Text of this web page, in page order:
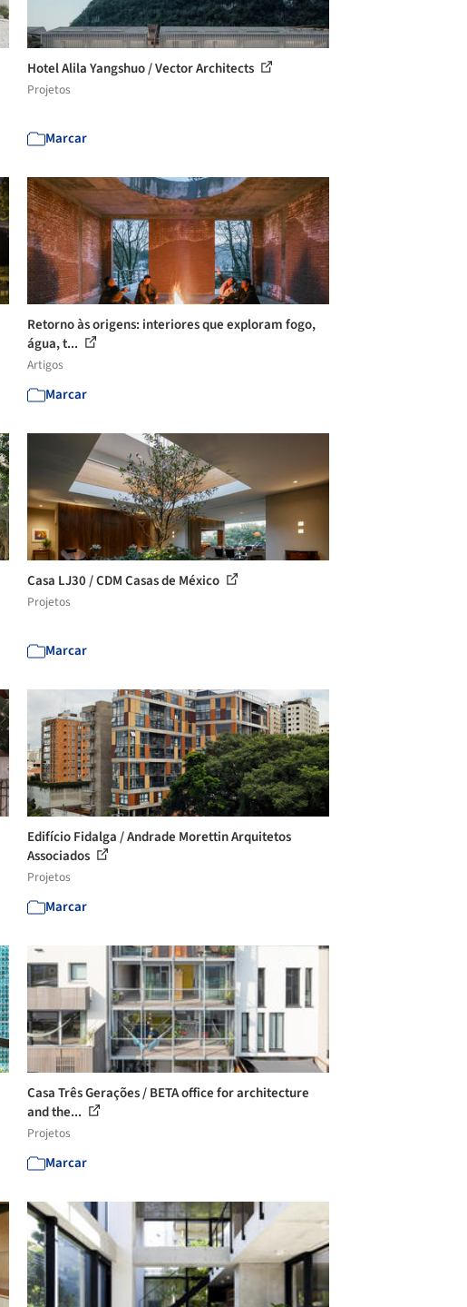
Hotel Alila Yangshuo / Vector Architects
Projetos
Marcar
Retorno às origens: interiores que exploram fogo,
água, t...
Artigos
Marcar
Casa LJ30 / CDM Casas de México
Projetos
Marcar
Edifício Fidalga / Andrade Morettin Arquitetos
Associados
Projetos
Marcar
Casa Três Gerações / BETA office for architecture
and the...
Projetos
Marcar